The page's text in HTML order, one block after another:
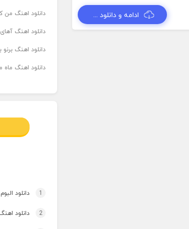
ادامه و دانلود ... دانلود اهنگ من
دانلود اهنگ
دانلود اهنگ برنو بدوش ۲ از
دانلود اهنگ ماه
1 دانلود
2 دانلود